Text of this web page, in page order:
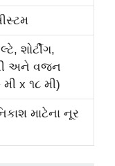
શોર્ટીંગ,
અને વજન
x ૧૮ મી)
માટેના નૂર